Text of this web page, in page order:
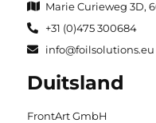
Marie Curieweg 3D,
+31 (0)475 300684
info@foilsolutions.eu
Duitsland
FrontArt GmbH